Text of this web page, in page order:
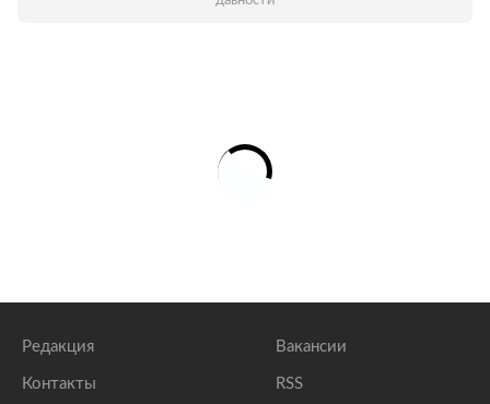
Редакция
Контакты
Вакансии
RSS